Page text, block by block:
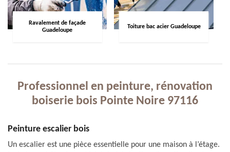
Ravalement de façade
Guadeloupe
Toiture bac acier Guadeloupe
Professionnel en peinture, rénovation
boiserie bois Pointe Noire 97116
Peinture escalier bois
Un escalier est une pièce essentielle pour une maison à l’étage.